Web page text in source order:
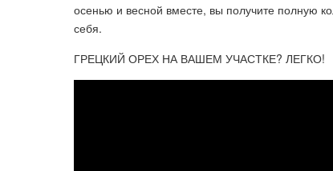
осенью и весной вместе, вы получите полную
себя.
ГРЕЦКИЙ ОРЕХ НА ВАШЕМ УЧАСТКЕ? ЛЕГКО!